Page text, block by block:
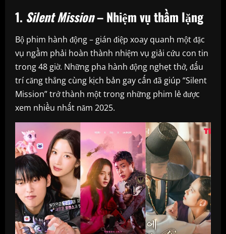
1. Silent Mission– Nhiệm vụ thầm lặng
Bộ phim hành động – gián điệp xoay quanh một đặc
vụ ngầm phải hoàn thành nhiệm vụ giải cứu con tin
trong 48 giờ. Những pha hành động nghẹt thở, đấu
trí căng thẳng cùng kịch bản gay cấn đã giúp “Silent
Mission” trở thành một trong những phim lẻ được
xem nhiều nhất năm 2025.